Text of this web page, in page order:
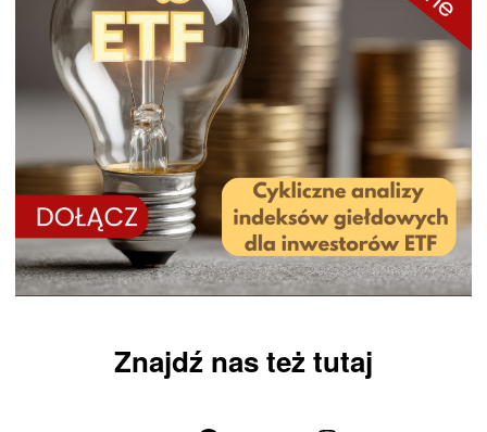
Znajdź nas też tutaj